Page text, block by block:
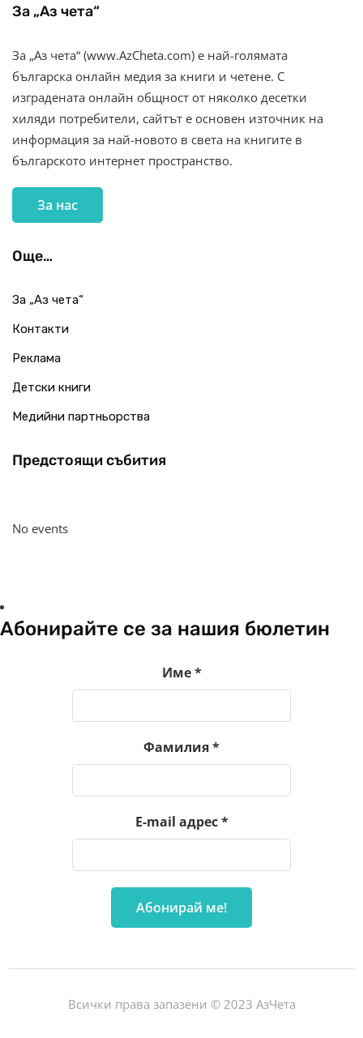
За „Аз чета“
За „Аз чета“ (www.AzCheta.com) е най-голямата
българска онлайн медия за книги и четене. С
изградената онлайн общност от няколко десетки
хиляди потребители, сайтът е основен източник на
информация за най-новото в света на книгите в
българското интернет пространство.
За нас
Още…
За „Аз чета“
Контакти
Реклама
Детски книги
Медийни партньорства
Предстоящи събития
No events
Абонирайте се за нашия бюлетин
Име*
Фамилия*
E-mail адрес*
Всички права запазени © 2023 АзЧета